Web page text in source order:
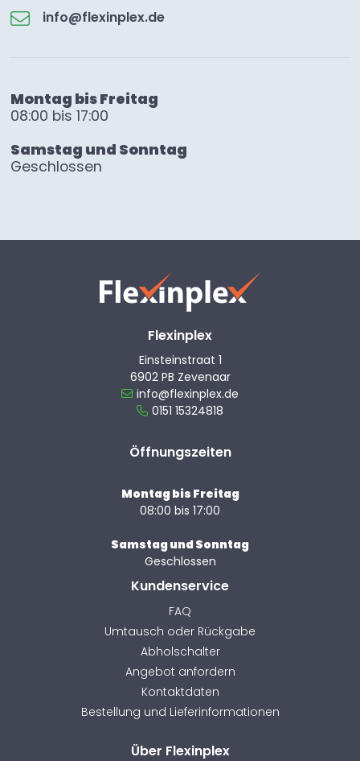
info@flexinplex.de
Montag bis Freitag
08:00 bis 17:00
Samstag und Sonntag
Geschlossen
Flexinplex
Einsteinstraat 1
6902 PB Zevenaar
info@flexinplex.de
0151 15324818
Öffnungszeiten
Montag bis Freitag
08:00 bis 17:00
Samstag und Sonntag
Geschlossen
Kundenservice
FAQ
Umtausch oder Rückgabe
Abholschalter
Angebot anfordern
Kontaktdaten
Bestellung und Lieferinformationen
Über Flexinplex